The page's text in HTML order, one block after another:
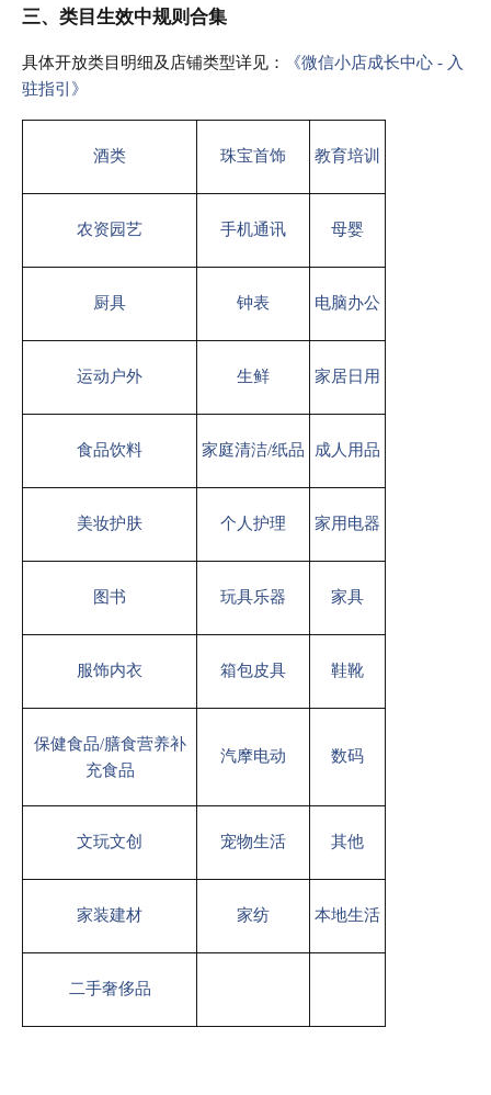
三、类目生效中规则合集
具体开放类目明细及店铺类型详见：
《微信小店成长中心 - 入
驻指引》
酒类 珠宝首饰 教育培训
农资园艺 手机通讯 母婴
厨具 钟表 电脑办公
运动户外 生鲜 家居日用
食品饮料 家庭清洁/纸品 成人用品
美妆护肤 个人护理 家用电器
图书 玩具乐器 家具
服饰内衣 箱包皮具 鞋靴
保健食品/膳食营养补
充食品
汽摩电动 数码
文玩文创 宠物生活 其他
家装建材 家纺 本地生活
二手奢侈品